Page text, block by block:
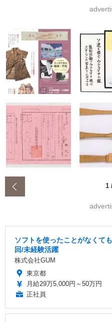
1
ソフトを使ったことがなくて
回/未経験活躍
株式会社GUM
東京都
月給29万5,000円～50万円
正社員